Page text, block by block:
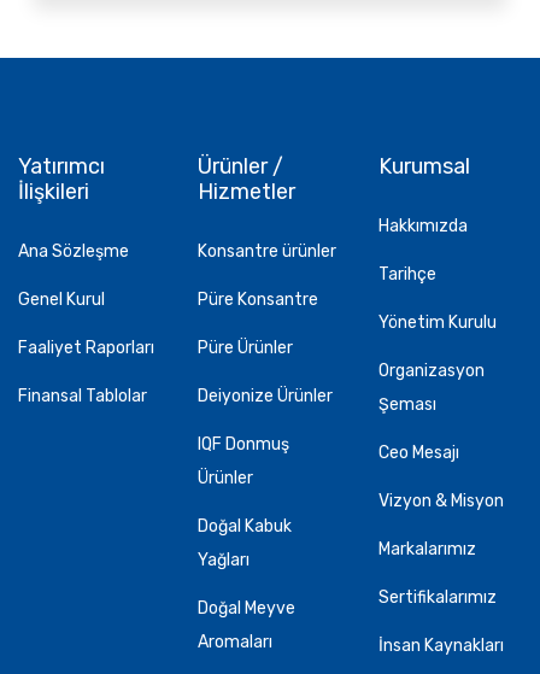
Yatırımcı
İlişkileri
Ana Sözleşme
Genel Kurul
Faaliyet Raporları
Finansal Tablolar
Ürünler /
Hizmetler
Konsantre ürünler
Püre Konsantre
Püre Ürünler
Deiyonize Ürünler
IQF Donmuş
Ürünler
Doğal Kabuk
Yağları
Doğal Meyve
Aromaları
Kurumsal
Hakkımızda
Tarihçe
Yönetim Kurulu
Organizasyon
Şeması
Ceo Mesajı
Vizyon & Misyon
Markalarımız
Sertifikalarımız
İnsan Kaynakları